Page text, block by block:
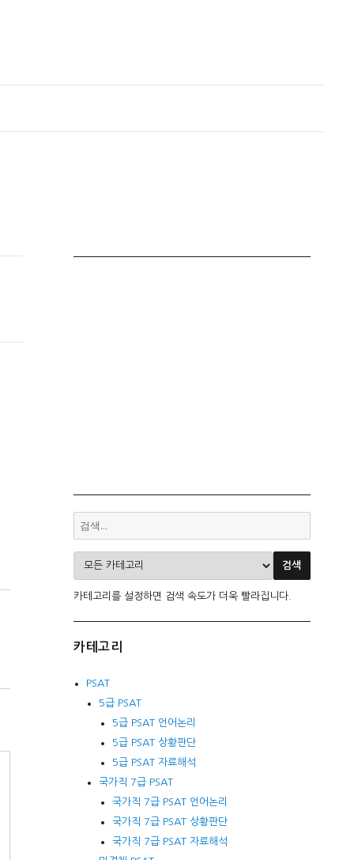
카테고리를 설정하면 검색 속도가 더욱 빨라집니다.
카테고리
PSAT
5급 PSAT
5급 PSAT 언어논리
5급 PSAT 상황판단
5급 PSAT 자료해석
국가직 7급 PSAT
국가직 7급 PSAT 언어논리
국가직 7급 PSAT 상황판단
국가직 7급 PSAT 자료해석